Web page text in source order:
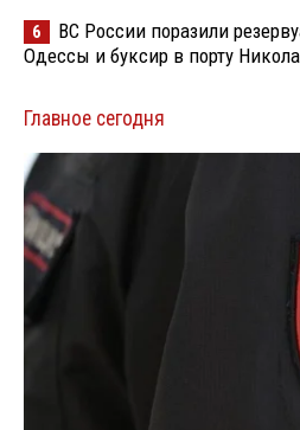
6
ВС России поразили
Одессы и буксир в порту
Главное сегодня